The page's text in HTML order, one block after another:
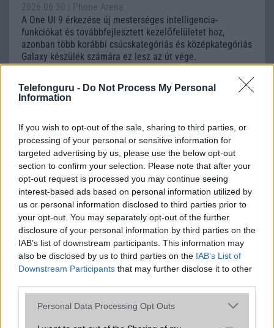
Telefonguru - Do Not Process My Personal
Information
If you wish to opt-out of the sale, sharing to third parties, or
processing of your personal or sensitive information for
targeted advertising by us, please use the below opt-out
section to confirm your selection. Please note that after your
opt-out request is processed you may continue seeing
interest-based ads based on personal information utilized by
us or personal information disclosed to third parties prior to
your opt-out. You may separately opt-out of the further
disclosure of your personal information by third parties on the
IAB’s list of downstream participants. This information may
also be disclosed by us to third parties on the IAB’s List of
Downstream Participants that may further disclose it to other
Please note that this website/app uses one or more Google
Personal Data Processing Opt Outs
2026.06.30
| Phone Arena
A One UI 9 érkezése új mesterséges intelligencia-
funkciókat és továbbfejlesztett kezelőfelületet hoz,
azonban több korábbi csúcskategóriás és középkategóriás
Galaxy készülék számára ez lesz az út vége.
iPhone 18 bemutató dátum - ekkor
rántja le a leplet az Apple az új
csúcsmobilokról
2026.06.29
| Phone Arena
A szeptemberi eseményen az iPhone 18 Pro modellek
mellett a régóta pletykált hajlítható iPhone Ultra is
bemutatkozhat, miközben az áremelésekről szóló
találgatások továbbra is beárnyékolják a rajtot.
Az Android rejtett automatizmusai: hat
funkció, amely észrevétlenül könnyíti
meg a mindennapokat
2026.06.14| Android Police
Sok felhasználó külön alkalmazásokra esküszik, pedig az
Android már évek óta olyan intelligens funkciókat kínál,
amelyek maguktól dolgoznak a háttérben.
Ez a rejtett Samsung funkció teljesen